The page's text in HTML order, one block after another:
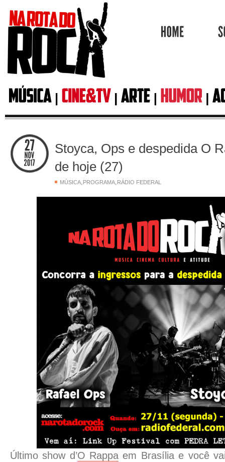
Stoyca, Ops e despedida O
de hoje (27)
MÚSICA,PROGRAMA,RÁDIO FEDERAL
Último show d’O Rappa em Brasília e você